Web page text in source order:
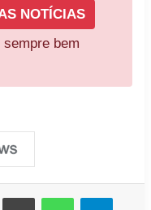
NOTÍCIAS
bem
MessengerWhatsApp